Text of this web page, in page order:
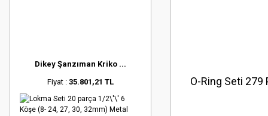
Dikey Şanzıman Kriko ...
Fiyat : 35.801,21 TL O-Ring Seti 279